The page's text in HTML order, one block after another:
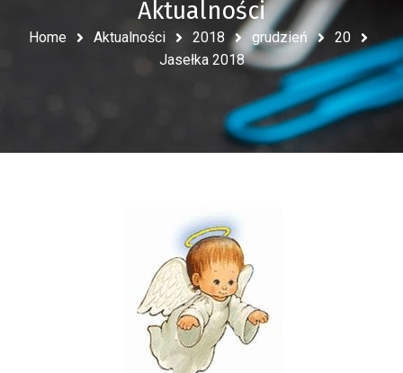
Aktualności
Home Aktualności 2018 grudzień
20
Jasełka 2018